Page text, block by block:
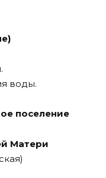
воды.
поселение
Матери